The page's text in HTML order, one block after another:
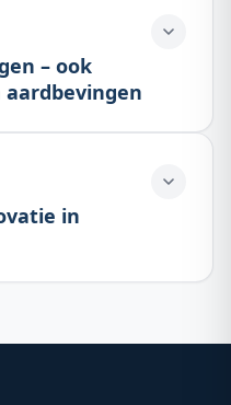
– ook
in